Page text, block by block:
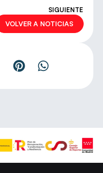
SIGUIENTE
VOLVER A NOTICIAS